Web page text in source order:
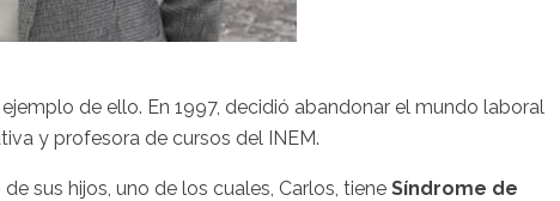
de ello. En 1997, decidió abandonar el mundo laboral
y profesora de cursos del INEM.
sus hijos, uno de los cuales, Carlos, tiene Síndrome de